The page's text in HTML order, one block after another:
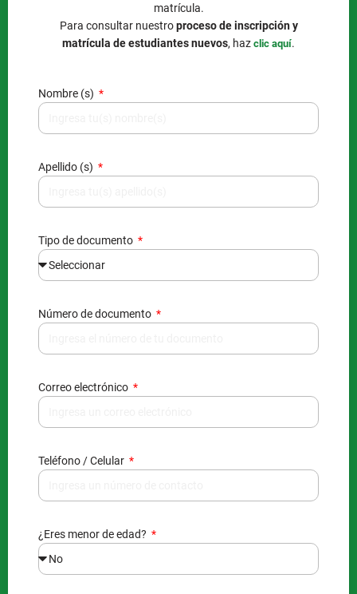
matrícula.
Para consultar nuestroproceso de inscripción y
matrícula de estudiantes nuevos, haz clic aquí.
Nombre (s)
Apellido (s)
Tipo de documento
Número de documento
Correo electrónico
Teléfono / Celular
¿Eres menor de edad?